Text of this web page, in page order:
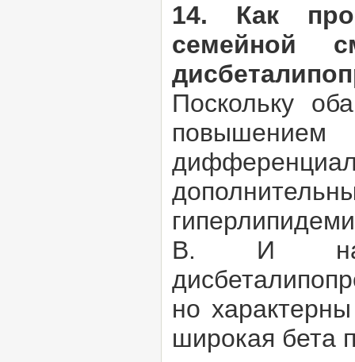
14. Как
семейной
Поскольку
В. И
но
широкая бета